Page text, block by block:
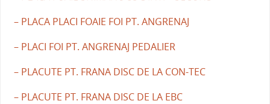
– PLACA PLACI FOAIE FOI PT. ANGRENAJ
– PLACI FOI PT. ANGRENAJ PEDALIER
– PLACUTE PT. FRANA DISC DE LA CON-TEC
– PLACUTE PT. FRANA DISC DE LA EBC